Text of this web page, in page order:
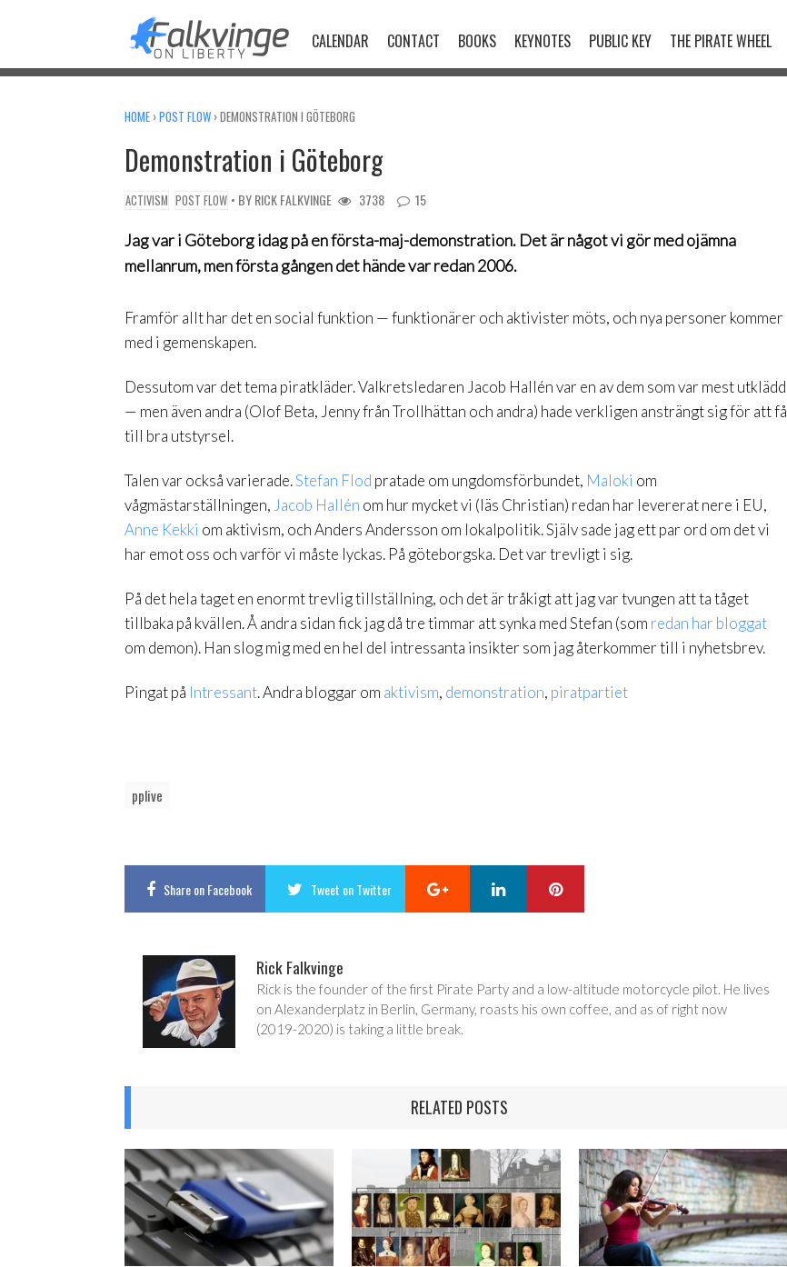
CALENDAR CONTACT BOOKS KEYNOTES PUBLIC KEY THE PIRATE WHEEL
HOME ›POST FLOW ›DEMONSTRATION I GÖTEBORG
Demonstration i Göteborg
ACTIVISM POST FLOW • BYRICK FALKVINGE 3738 15
Jag var i Göteborg idag på en första-maj-demonstration. Det är något vi gör med ojämna
mellanrum, men första gången det hände var redan 2006.
Framför allt har det en social funktion — funktionärer och aktivister möts, och nya personer kommer
med i gemenskapen.
Dessutom var det tema piratkläder. Valkretsledaren Jacob Hallén var en av dem som var mest utklädd
— men även andra (Olof Beta, Jenny från Trollhättan och andra) hade verkligen ansträngt sig för att få
till bra utstyrsel.
Talen var också varierade.Stefan Flod pratade om ungdomsförbundet, Maloki om
vågmästarställningen, Jacob Hallén om hur mycket vi (läs Christian) redan har levererat nere i EU,
Anne Kekki om aktivism, och Anders Andersson om lokalpolitik. Själv sade jag ett par ord om det vi
har emot oss och varför vi måste lyckas. På göteborgska. Det var trevligt i sig.
På det hela taget en enormt trevlig tillställning, och det är tråkigt att jag var tvungen att ta tåget
tillbaka på kvällen. Å andra sidan fick jag då tre timmar att synka med Stefan (som redan har bloggat
om demon). Han slog mig med en hel del intressanta insikter som jag återkommer till i nyhetsbrev.
Pingat på Intressant. Andra bloggar om aktivism, demonstration, piratpartiet
pplive
Shareon Facebook Tweet on Twitter Google+ LinkedIn
Rick Falkvinge
Rick is the founder of the first Pirate Party and a low-altitude motorcycle pilot. He lives
on Alexanderplatz in Berlin, Germany, roasts his own coffee, and as of right now
(2019-2020) is taking a little break.
RELATED POSTS